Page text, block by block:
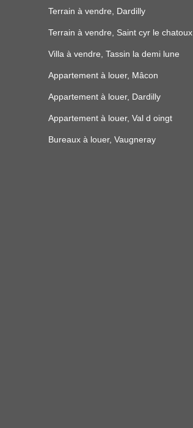
Terrain à vendre, Dardilly
Terrain à vendre, Saint cyr le chatoux
Villa à vendre, Tassin la demi lune
Appartement à louer, Mâcon
Appartement à louer, Dardilly
Appartement à louer, Val d oingt
Bureaux à louer, Vaugneray